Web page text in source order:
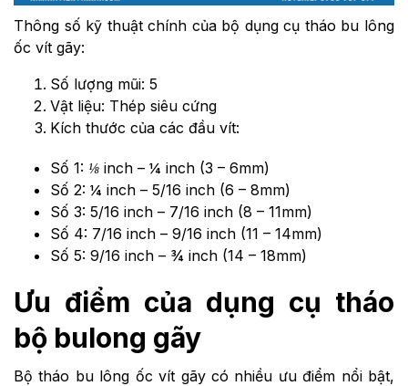
Thông số kỹ thuật chính của bộ dụng cụ tháo bu lông
ốc vít gãy:
Số lượng mũi: 5
Vật liệu: Thép siêu cứng
Kích thước của các đầu vít:
Số 1: ⅛ inch – ¼ inch (3 – 6mm)
Số 2: ¼ inch – 5/16 inch (6 – 8mm)
Số 3: 5/16 inch – 7/16 inch (8 – 11mm)
Số 4: 7/16 inch – 9/16 inch (11 – 14mm)
Số 5: 9/16 inch – ¾ inch (14 – 18mm)
Ưu điểm của dụng cụ tháo
bộ bulong gãy
Bộ tháo bu lông ốc vít gãy có nhiều ưu điểm nổi bật,